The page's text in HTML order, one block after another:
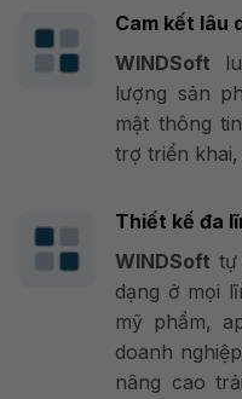
Cam kết lâu
WINDSoft
lượng sản
mật thông
trợ triển
Thiết kế đa
WINDSoft tự
dạng ở mọi
mỹ phẩm,
doanh
nâng cao